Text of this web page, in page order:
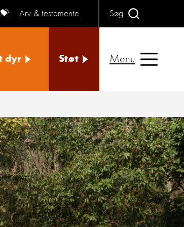
Arv & testamente Søg
dyr Støt Menu